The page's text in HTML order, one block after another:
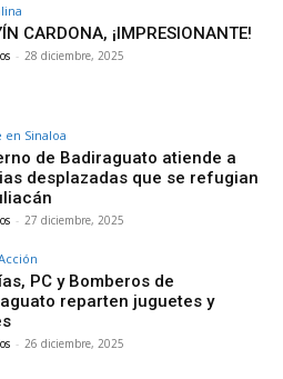
CARDONA, ¡IMPRESIONANTE!
- 28 diciembre, 2025
en Sinaloa
de Badiraguato atiende a
desplazadas que se refugian
- 27 diciembre, 2025
PC y Bomberos de
reparten juguetes y
- 26 diciembre, 2025